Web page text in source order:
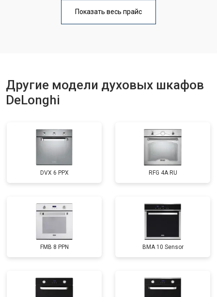
Показать весь прайс
Другие модели духовых шкафов
DeLonghi
DVX 6 PPX RFG 4A RU
FMB 8 PPN BMA 10 Sensor